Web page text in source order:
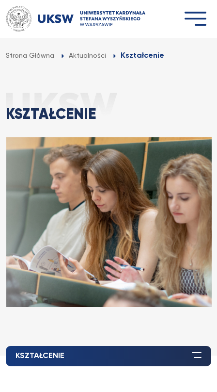
Przejdź
do
treści
Strona Główna Aktualności Kształcenie
KSZTAŁCENIE
KSZTAŁCENIE